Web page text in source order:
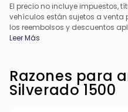
El precio no incluye impuestos,
vehículos están sujetos a venta
los reembolsos y descuentos
consumidores; pueden
de procesamiento del
concesionario puede variar.
Leer Más
Razones para
Silverado 1500